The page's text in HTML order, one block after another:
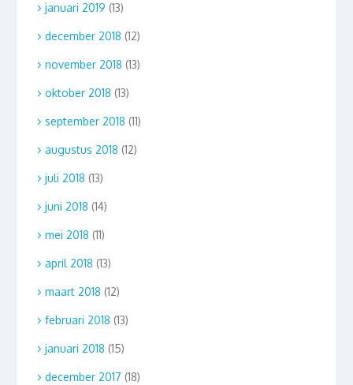
januari 2019 (13)
december 2018 (12)
november 2018 (13)
oktober 2018 (13)
september 2018 (11)
augustus 2018 (12)
juli 2018 (13)
juni 2018 (14)
mei 2018 (11)
april 2018 (13)
maart 2018 (12)
februari 2018 (13)
januari 2018 (15)
december 2017 (18)